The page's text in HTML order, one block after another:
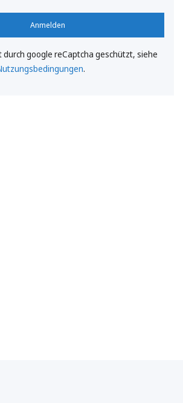
Anmelden
durch google reCaptcha geschützt, siehe
.